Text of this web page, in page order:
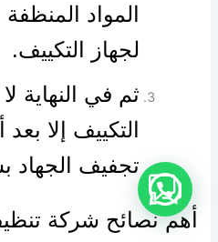
المواد
لجهاز التكييف.
ثم في النهاية
التكييف إلا
تجفيف الجهاد
أهم نصائح شركة